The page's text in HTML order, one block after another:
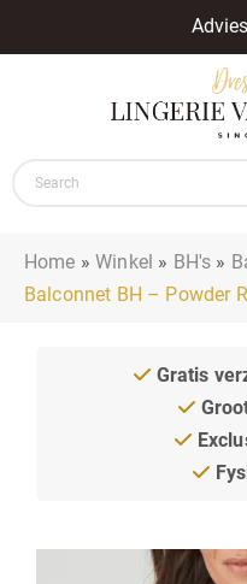
Home »Winkel » BH's »
Balconnet BH – Powder
Gratis